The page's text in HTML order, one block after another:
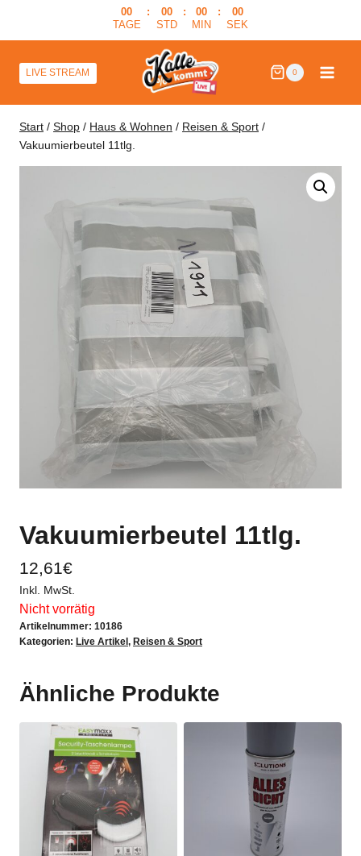
00
TAGE
:
00
STD
:
00
MIN
:
00
SEK
LIVE STREAM 0
Start / Shop / Haus & Wohnen / Reisen & Sport /
Vakuumierbeutel 11tlg.
Vakuumierbeutel 11tlg.
12,61€
Inkl. MwSt.
Nicht vorrätig
Artikelnummer: 10186
Kategorien: Live Artikel , Reisen & Sport
Ähnliche Produkte